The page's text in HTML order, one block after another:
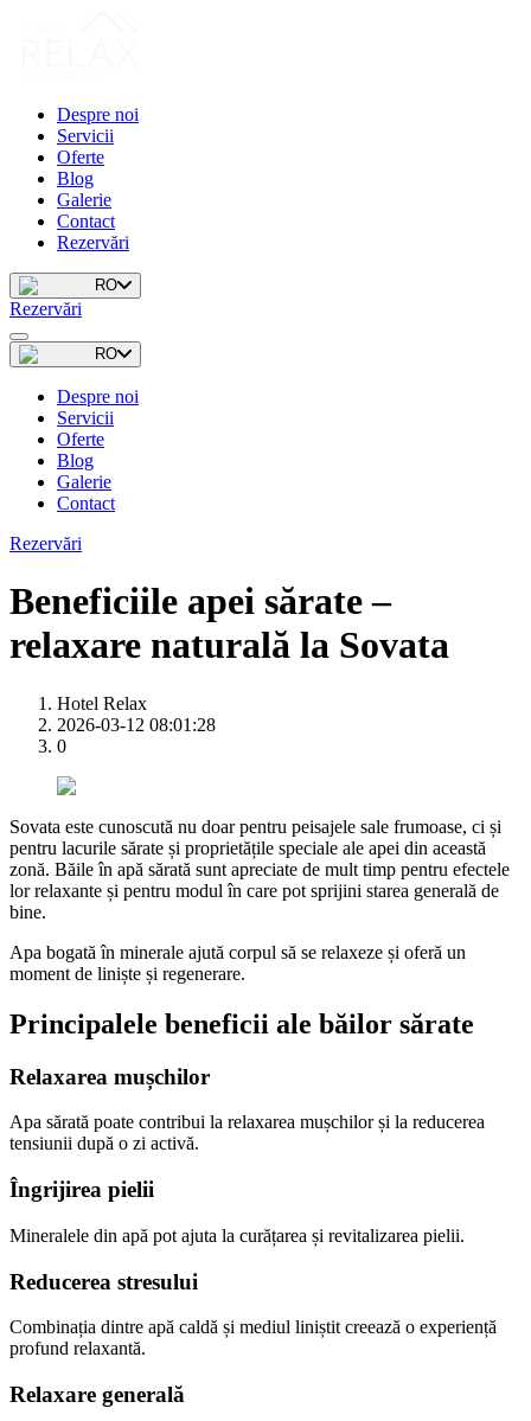
Despre noi
Servicii
Oferte
Blog
Galerie
Contact
Rezervări
RO
Rezervări
RO
Despre noi
Servicii
Oferte
Blog
Galerie
Contact
Rezervări
Beneficiile apei sărate –
relaxare naturală la Sovata
Hotel Relax
2026-03-12 08:01:28
0
Sovata este cunoscută nu doar pentru peisajele sale frumoase, ci și
pentru lacurile sărate și proprietățile speciale ale apei din această
zonă. Băile în apă sărată sunt apreciate de mult timp pentru efectele
lor relaxante și pentru modul în care pot sprijini starea generală de
bine.
Apa bogată în minerale ajută corpul să se relaxeze și oferă un
moment de liniște și regenerare.
Principalele beneficii ale băilor sărate
Relaxarea mușchilor
Apa sărată poate contribui la relaxarea mușchilor și la reducerea
tensiunii după o zi activă.
Îngrijirea pielii
Mineralele din apă pot ajuta la curățarea și revitalizarea pielii.
Reducerea stresului
Combinația dintre apă caldă și mediul liniștit creează o experiență
profund relaxantă.
Relaxare generală